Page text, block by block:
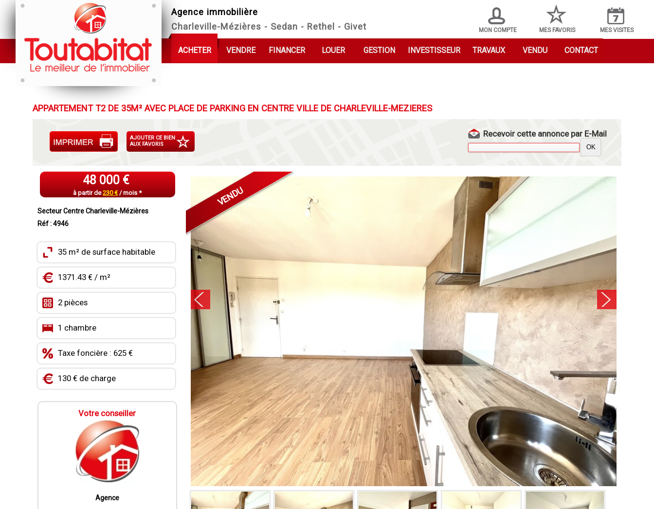
Agence immobilière
Charleville-Mézières - Sedan - Rethel - Givet
ACHETER VENDRE FINANCER LOUER GESTION INVESTISSEUR TRAVAUX VENDU CONTACT
MES VISITES
MES FAVORIS
MON COMPTE
APPARTEMENT T2 DE 35M² AVEC PLACE DE PARKING EN CENTRE VILLE DE CHARLEVILLE-MEZIERES
Recevoir cette annonce par E-Mail
AJOUTER CE BIEN
AUX FAVORIS
48 000 €
à partir de230 €/ mois *
Secteur Centre Charleville-Mézières
Réf : 4946
35 m² de surface habitable
1371.43 € / m²
2 pièces
1 chambre
Taxe foncière : 625 €
130 € de charge
Votre conseiller
Agence
VENDU